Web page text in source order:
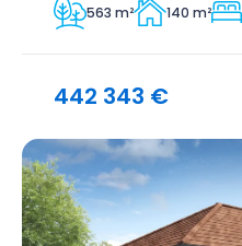
563 m² 140 m²
442 343 €